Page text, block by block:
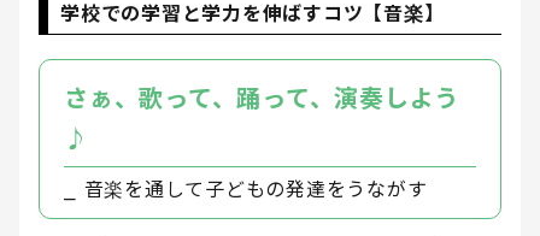
学校での学習と学力を伸ばすコツ【音楽】
さぁ、歌って、踊って、演奏しよう
♪
⎯ 音楽を通して子どもの発達をうながす